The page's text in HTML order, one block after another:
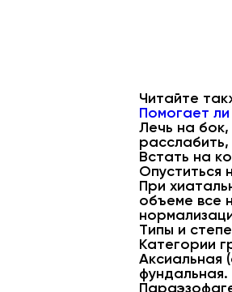
Читайте
Помогает
Лечь на
расслабить,
Встать на
Опуститься
При
объеме все
Типы и
Категории
Аксиальная
фундальная.